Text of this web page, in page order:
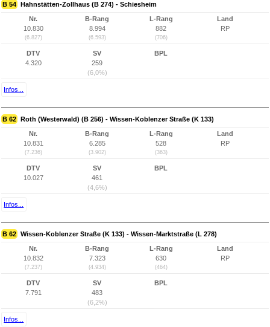
B 54 Hahnstätten-Zollhaus (B 274) - Schiesheim
Nr.
10.830
(6.827)
B-Rang
8.994
(6.593)
L-Rang
882
(706)
Land
RP
DTV
4.320
SV
259
(6,0%)
BPL
Infos...
B 62 Roth (Westerwald) (B 256) - Wissen-Koblenzer Straße (K 133)
Nr.
10.831
(7.236)
B-Rang
6.285
(3.902)
L-Rang
528
(363)
Land
RP
DTV
10.027
SV
461
(4,6%)
BPL
Infos...
B 62 Wissen-Koblenzer Straße (K 133) - Wissen-Marktstraße (L 278)
Nr.
10.832
(7.237)
B-Rang
7.323
(4.934)
L-Rang
630
(464)
Land
RP
DTV
7.791
SV
483
(6,2%)
BPL
Infos...